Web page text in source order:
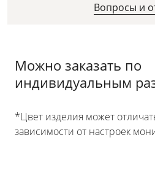
Вопросы и
Можно заказать по
индивидуальным
*Цвет изделия может
зависимости от настроек